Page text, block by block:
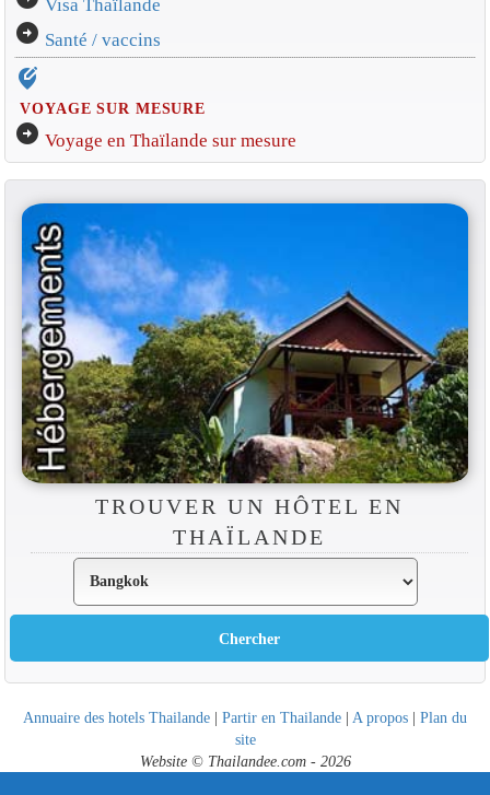
Visa Thaïlande
arrow_circle_right Santé / vaccins
edit_location_alt
VOYAGE SUR MESURE
arrow_circle_right Voyage en Thaïlande sur mesure
TROUVER UN HÔTEL EN
THAÏLANDE
Annuaire des hotels Thailande | Partir en Thailande | A propos | Plan du
site
Website © Thailandee.com - 2026